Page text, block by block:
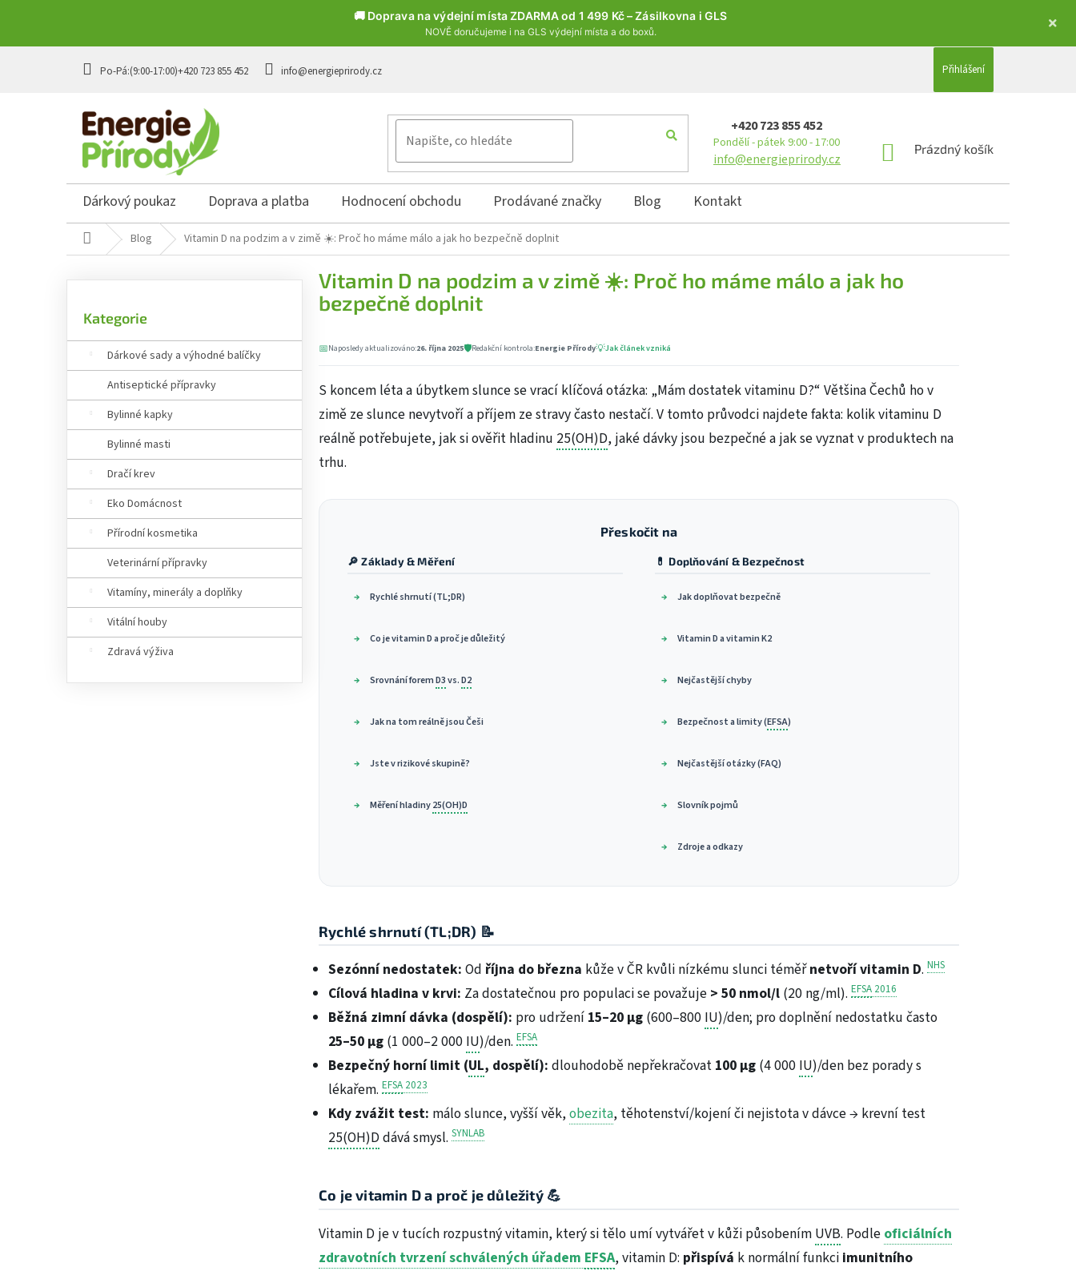
🚚 Doprava na výdejní místa ZDARMA od 1 499 Kč – Zásilkovna i GLS
NOVĚ doručujeme i na GLS výdejní místa a do boxů.
+420 723 855 452 info@energieprirody.cz Přihlášení
+420 723 855 452
Pondělí - pátek 9:00 - 17:00
info@energieprirody.cz
NÁKUPNÍ KOŠÍK
Prázdný košík
Dárkový poukaz Doprava a platba Hodnocení obchodu Prodávané značky Blog Kontakt
Domů Blog Vitamin D na podzim a v zimě ☀️: Proč ho máme málo a jak ho bezpečně doplnit
Kategorie
Dárkové sady a výhodné balíčky
Antiseptické přípravky
Bylinné kapky
Bylinné masti
Dračí krev
Eko Domácnost
Přírodní kosmetika
Veterinární přípravky
Vitamíny, minerály a doplňky
Vitální houby
Zdravá výživa
Vitamin D na podzim a v zimě ☀️: Proč ho máme málo a jak ho
bezpečně doplnit
📅Naposledy aktualizováno:26. října 2025🛡️Redakční kontrola:Energie Přírody💡Jak článek vzniká
S koncem léta a úbytkem slunce se vrací klíčová otázka: „Mám dostatek vitaminu D?“ Většina Čechů ho v
zimě ze slunce nevytvoří a příjem ze stravy často nestačí. V tomto průvodci najdete fakta: kolik vitaminu D
reálně potřebujete, jak si ověřit hladinu 25(OH)D, jaké dávky jsou bezpečné a jak se vyznat v produktech na
trhu.
Přeskočit na
🔎 Základy & Měření
Rychlé shrnutí (TL;DR)
Co je vitamin D a proč je důležitý
Srovnání foremD3vs.D2
Jak na tom reálně jsou Češi
Jste v rizikové skupině?
Měření hladiny25(OH)D
💊 Doplňování & Bezpečnost
Jak doplňovat bezpečně
Vitamin D a vitamin K2
Nejčastější chyby
Bezpečnost a limity (EFSA)
Nejčastější otázky (FAQ)
Slovník pojmů
Zdroje a odkazy
Rychlé shrnutí (TL;DR) 📝
Sezónní nedostatek: Od října do března kůže v ČR kvůli nízkému slunci téměřnetvoří vitamin D. NHS
Cílová hladina v krvi: Za dostatečnou pro populaci se považuje > 50 nmol/l (20 ng/ml). EFSA 2016
Běžná zimní dávka (dospělí): pro udržení 15–20 µg (600–800 IU)/den; pro doplnění nedostatku často
25–50 µg (1 000–2 000 IU)/den. EFSA
Bezpečný horní limit (UL, dospělí): dlouhodobě nepřekračovat 100 µg (4 000 IU)/den bez porady s
lékařem. EFSA 2023
Kdy zvážit test: málo slunce, vyšší věk,obezita, těhotenství/kojení či nejistota v dávce → krevní test
25(OH)D dává smysl. SYNLAB
Co je vitamin D a proč je důležitý 💪
Vitamin D je v tucích rozpustný vitamin, který si tělo umí vytvářet v kůži působením UVB. Podle oficiálních
zdravotních tvrzení schválených úřadem EFSA, vitamin D: přispívá k normální funkci imunitního